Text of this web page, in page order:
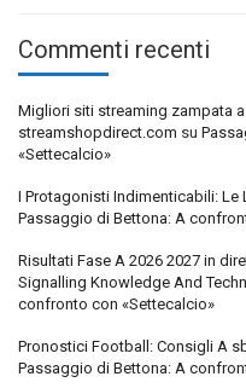
Commenti recenti
Migliori siti streaming zampata
streamshopdirect.com su
«Settecalcio»
I Protagonisti Indimenticabili:
Passaggio di Bettona: A
Risultati Fase A 2026 2027 in
Signalling Knowledge And
confronto con «Settecalcio»
Pronostici Football: Consigli A
Passaggio di Bettona: A